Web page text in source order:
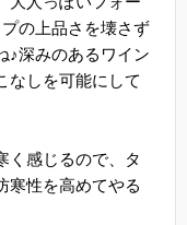
の上品さを壊さず
♪深みのあるワイン
なしを可能にして
く感じるので、タ
寒性を高めてやる